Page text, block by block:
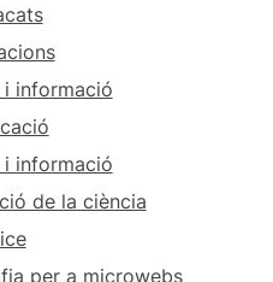
i informació
i informació
de la ciència
per a microwebs